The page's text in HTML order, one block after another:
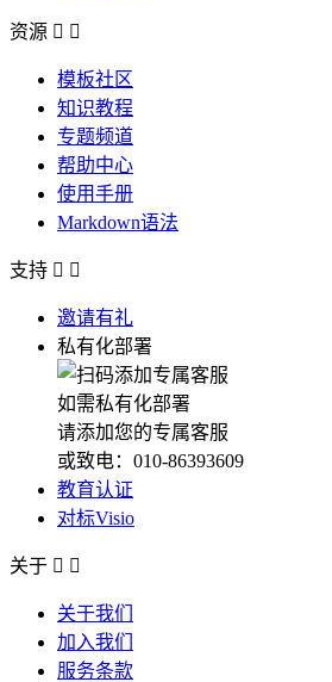
资源  
模板社区
知识教程
专题频道
帮助中心
使用手册
Markdown语法
支持  
邀请有礼
私有化部署
如需私有化部署
请添加您的专属客服
或致电：010-86393609
教育认证
对标Visio
关于  
关于我们
加入我们
服务条款